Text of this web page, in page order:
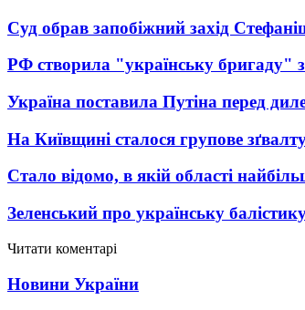
Суд обрав запобіжний захід
РФ створила "українську бригаду"
Україна поставила Путіна перед
На Київщині сталося групове
Стало відомо, в якій області
Зеленський про українську
Читати коментарі
Новини України